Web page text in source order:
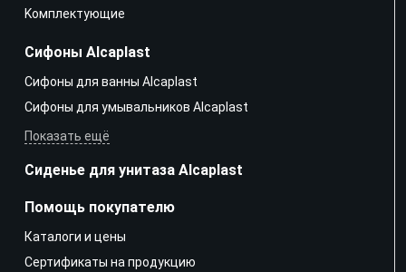
Kомплектующие
Сифоны Alcaplast
Сифоны для ванны Alcaplast
Сифоны для умывальников Alcaplast
Показать ещё
Сиденье для унитаза Alcaplast
Помощь покупателю
Каталоги и цены
Сертификаты на продукцию